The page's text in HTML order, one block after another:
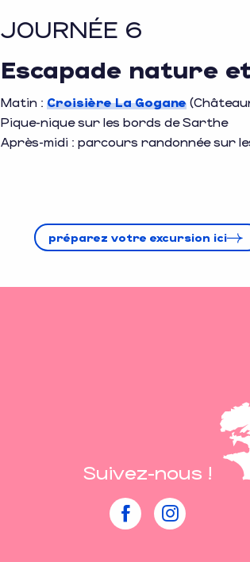
JOURNÉE 6
Escapade nature
Matin : Croisière La Gogane
Pique-nique sur les bords de Sarthe
Après-midi : parcours randonnée sur
préparez votre excursion ici
Suivez-nous !